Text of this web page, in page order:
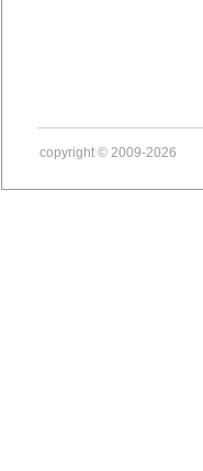
copyright © 2009-2026